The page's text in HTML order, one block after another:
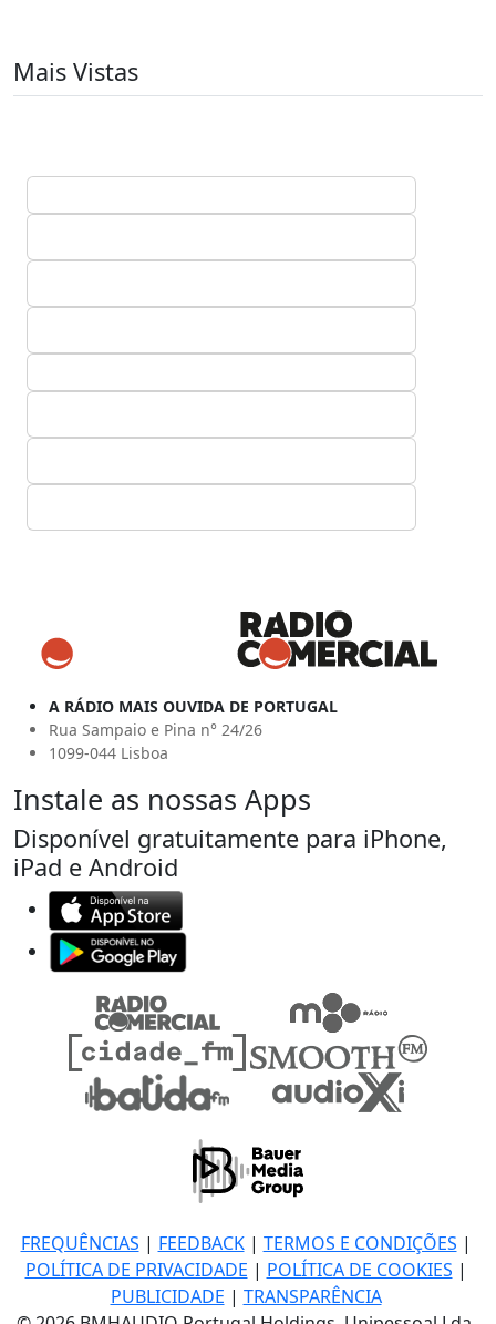
Mais Vistas
A RÁDIO MAIS OUVIDA DE PORTUGAL
Rua Sampaio e Pina n° 24/26
1099-044 Lisboa
Instale as nossas Apps
Disponível gratuitamente para iPhone,
iPad e Android
FREQUÊNCIAS | FEEDBACK| TERMOS E CONDIÇÕES |
POLÍTICA DE PRIVACIDADE | POLÍTICA DE COOKIES |
PUBLICIDADE | TRANSPARÊNCIA